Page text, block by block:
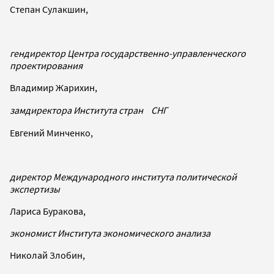
Степан Сулакшин,
гендиректор Центра государственно-управленческого
проектирования
Владимир Жарихин,
замдиректора Института стран СНГ
Евгений Минченко,
директор Международного института политической
экспертизы
Лариса Буракова,
экономист Института экономического анализа
Николай Злобин,